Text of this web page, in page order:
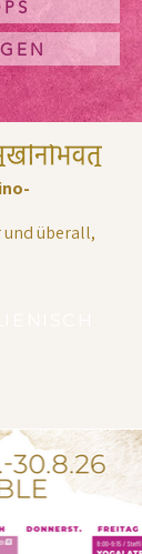
und überall,